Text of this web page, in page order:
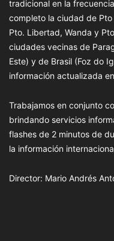
tradicional en la
completo la ciudad de
Pto. Libertad, Wanda y
ciudades vecinas de
Este) y de Brasil (Foz do
información actualizada
Trabajamos en conjunto
brindando servicios
flashes de 2 minutos de
la información
Director: Mario Andrés